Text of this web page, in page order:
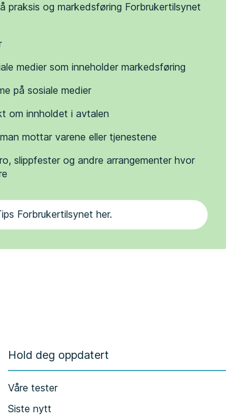
praksis og markedsføring Forbrukertilsynet
medier som inneholder markedsføring
på sosiale medier
om innholdet i avtalen
mottar varene eller tjenestene
slippfester og andre arrangementer hvor
Forbrukertilsynet her.
Hold deg oppdatert
Våre tester
Siste nytt